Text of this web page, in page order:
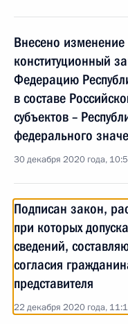
Внесено
конституционный
Федерацию
в составе
субъектов –
федерального
30 декабря 2020 года,
Подписан закон,
при которых
сведений,
согласия
представителя
22 декабря 2020 года,